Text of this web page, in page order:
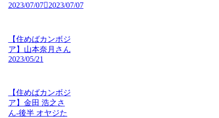
2023/07/07
2023/07/07
【住めばカンボジ
ア】山本奈月さん
2023/05/21
【住めばカンボジ
ア】金田 浩之さ
ん-後半 オヤジた